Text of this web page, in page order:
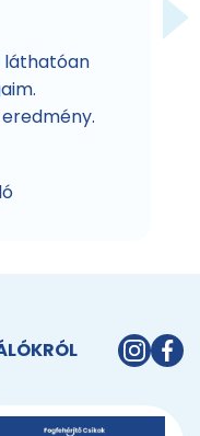
láthatóan